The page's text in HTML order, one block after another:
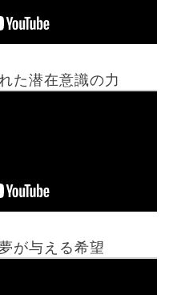
た潜在意識の力
が与える希望
ホーム